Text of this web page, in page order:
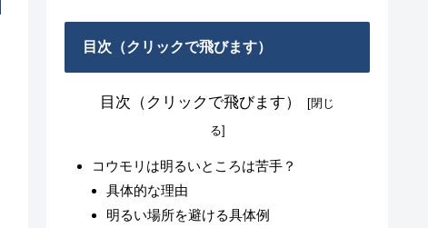
目次（クリックで飛びます）
目次（クリックで飛びます）
コウモリは明るいところは苦手？
具体的な理由
明るい場所を避ける具体例